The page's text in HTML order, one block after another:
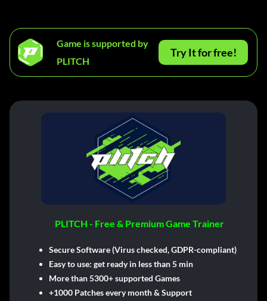
Game is supported by
PLITCH
Try It for free!
PLITCH - Free & Premium Game Trainer
Secure Software (Virus checked, GDPR-compliant)
Easy to use: get ready in less than 5 min
More than 5300+ supported Games
+1000 Patches every month & Support